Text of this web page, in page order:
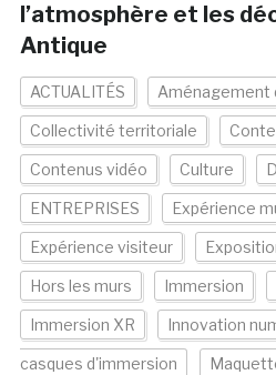
l’atmosphère et les
Antique
ACTUALITÉS Aménagement
Collectivité territoriale
Contenus vidéo Culture
ENTREPRISES Expérience
Expérience visiteur
Hors les murs Immersion
Immersion XR Innovation
casques d'immersion